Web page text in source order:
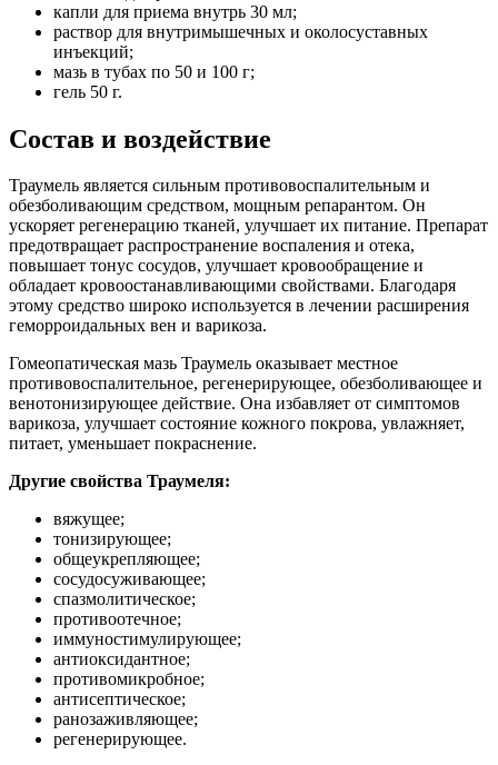
капли для приема внутрь 30 мл;
раствор для внутримышечных и околосуставных
инъекций;
мазь в тубах по 50 и 100 г;
гель 50 г.
Состав и воздействие
Траумель является сильным противовоспалительным и
обезболивающим средством, мощным репарантом. Он
ускоряет регенерацию тканей, улучшает их питание. Препарат
предотвращает распространение воспаления и отека,
повышает тонус сосудов, улучшает кровообращение и
обладает кровоостанавливающими свойствами. Благодаря
этому средство широко используется в лечении расширения
геморроидальных вен и варикоза.
Гомеопатическая мазь Траумель оказывает местное
противовоспалительное, регенерирующее, обезболивающее и
венотонизирующее действие. Она избавляет от симптомов
варикоза, улучшает состояние кожного покрова, увлажняет,
питает, уменьшает покраснение.
Другие свойства Траумеля:
вяжущее;
тонизирующее;
общеукрепляющее;
сосудосуживающее;
спазмолитическое;
противоотечное;
иммуностимулирующее;
антиоксидантное;
противомикробное;
антисептическое;
ранозаживляющее;
регенерирующее.